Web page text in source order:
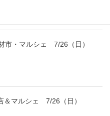
市・マルシェ 7/26（日）
＆マルシェ 7/26（日）